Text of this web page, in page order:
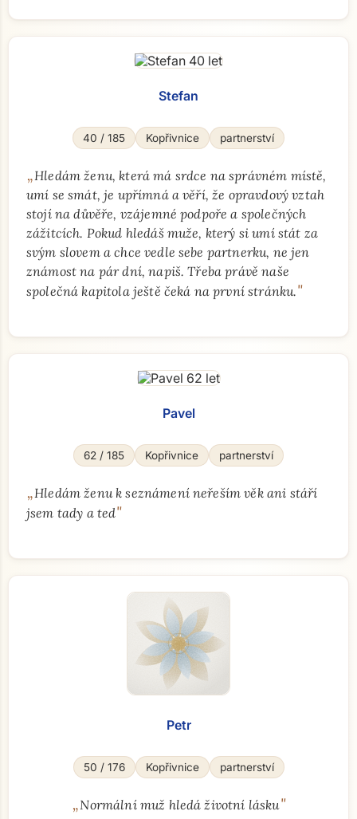
Stefan
40 / 185 Kopřivnice partnerství
„Hledám ženu, která má srdce na správném místě,
umí se smát, je upřímná a věří, že opravdový vztah
stojí na důvěře, vzájemné podpoře a společných
zážitcích. Pokud hledáš muže, který si umí stát za
svým slovem a chce vedle sebe partnerku, ne jen
známost na pár dní, napiš. Třeba právě naše
společná kapitola ještě čeká na první stránku."
Pavel
62 / 185 Kopřivnice partnerství
„Hledám ženu k seznámení neřeším věk ani stáří
jsem tady a ted"
Petr
50 / 176 Kopřivnice partnerství
„Normální muž hledá životní lásku"